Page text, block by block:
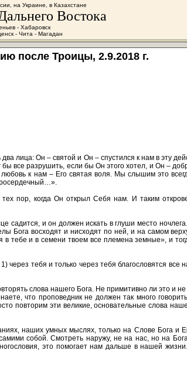
на Украине, в Казахстане
Востока
- Хабаровск
- Чита - Магадан
после Троицы, 2.9.2018 г.
лица: Он – святой и Он – спустился к нам в эту
все разрушить, если бы Он этого хотел, и Он –
к нам – Его святая воля. Мы слышим это
пор, когда Он открыл Себя нам. И таким
садится, и он должен искать в глуши место
Бога восходят и нисходят по ней, и на самом
тебе и в семени твоем все племена земные», и
тебя и только через тебя благословятся
слова нашего Бога. Не примитивно ли это и
что проповедник не должен так много
повторим эти великие, основательные слова
наших умных мыслях, только на Слове Бога
собой. Смотреть наружу, не на нас, но на
это помогает нам дальше в нашей